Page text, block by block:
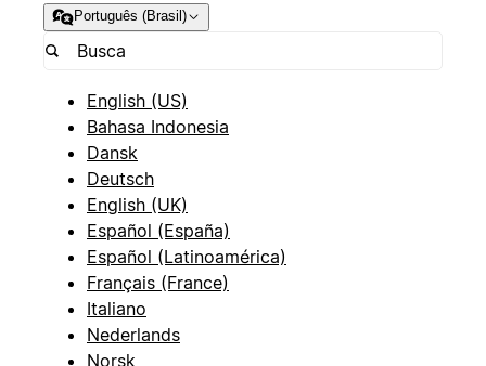
Português (Brasil)
English (US)
Bahasa Indonesia
Dansk
Deutsch
English (UK)
Español (España)
Español (Latinoamérica)
Français (France)
Italiano
Nederlands
Norsk